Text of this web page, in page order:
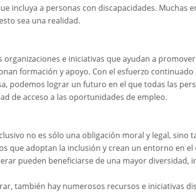
incluya a personas con discapacidades. Muchas
sea una realidad.
organizaciones e iniciativas que ayudan a
formación y apoyo. Con el esfuerzo
podemos lograr un futuro en el que todas las
de acceso a las oportunidades de empleo.
no es sólo una obligación moral y legal, sino
que adoptan la inclusión y crean un entorno en el
pueden beneficiarse de una mayor diversidad,
también hay numerosos recursos e iniciativas